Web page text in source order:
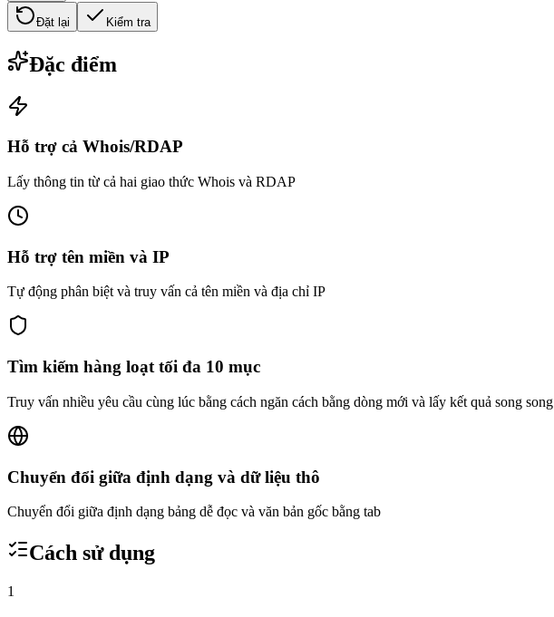
Đặt lại Kiểm tra
Đặc điểm
Hỗ trợ cả Whois/RDAP
Lấy thông tin từ cả hai giao thức Whois và RDAP
Hỗ trợ tên miền và IP
Tự động phân biệt và truy vấn cả tên miền và địa chỉ IP
Tìm kiếm hàng loạt tối đa 10 mục
Truy vấn nhiều yêu cầu cùng lúc bằng cách ngăn cách bằng dòng mới và lấy kết quả song song
Chuyển đổi giữa định dạng và dữ liệu thô
Chuyển đổi giữa định dạng bảng dễ đọc và văn bản gốc bằng tab
Cách sử dụng
1